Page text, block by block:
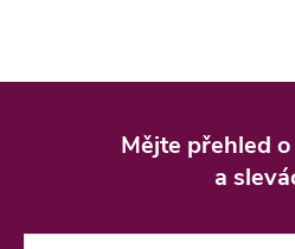
Mějte přehled
a